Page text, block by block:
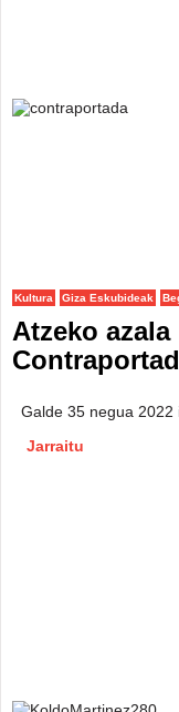
Kultura Giza Eskubideak
Atzeko azala
Galde 35 negua 2022
Jarraitu